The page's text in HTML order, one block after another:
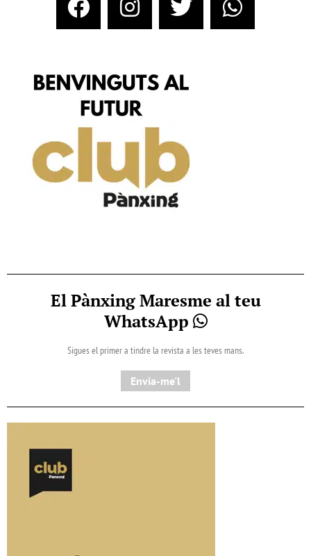
El Pànxing Maresme al teu
WhatsApp
Sigues el primer a tindre la revista a les teves mans.
Envia-me'l